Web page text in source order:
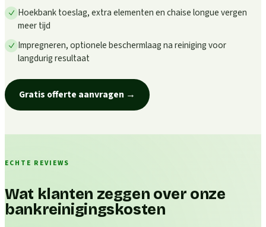
Hoekbank toeslag, extra elementen en chaise longue vergen
meer tijd
Impregneren, optionele beschermlaag na reiniging voor
langdurig resultaat
Gratis offerte aanvragen →
ECHTE REVIEWS
Wat klanten zeggen over onze
bankreinigingskosten